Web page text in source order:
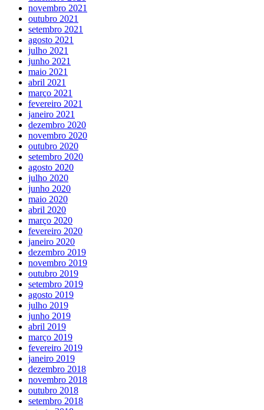
novembro 2021
outubro 2021
setembro 2021
agosto 2021
julho 2021
junho 2021
maio 2021
abril 2021
março 2021
fevereiro 2021
janeiro 2021
dezembro 2020
novembro 2020
outubro 2020
setembro 2020
agosto 2020
julho 2020
junho 2020
maio 2020
abril 2020
março 2020
fevereiro 2020
janeiro 2020
dezembro 2019
novembro 2019
outubro 2019
setembro 2019
agosto 2019
julho 2019
junho 2019
abril 2019
março 2019
fevereiro 2019
janeiro 2019
dezembro 2018
novembro 2018
outubro 2018
setembro 2018